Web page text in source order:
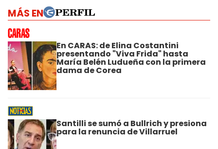
MÁS EN
En CARAS: de Elina Costantini
presentando "Viva Frida" hasta
María Belén Ludueña con la primera
dama de Corea
Santilli se sumó a Bullrich y presiona
para la renuncia de Villarruel